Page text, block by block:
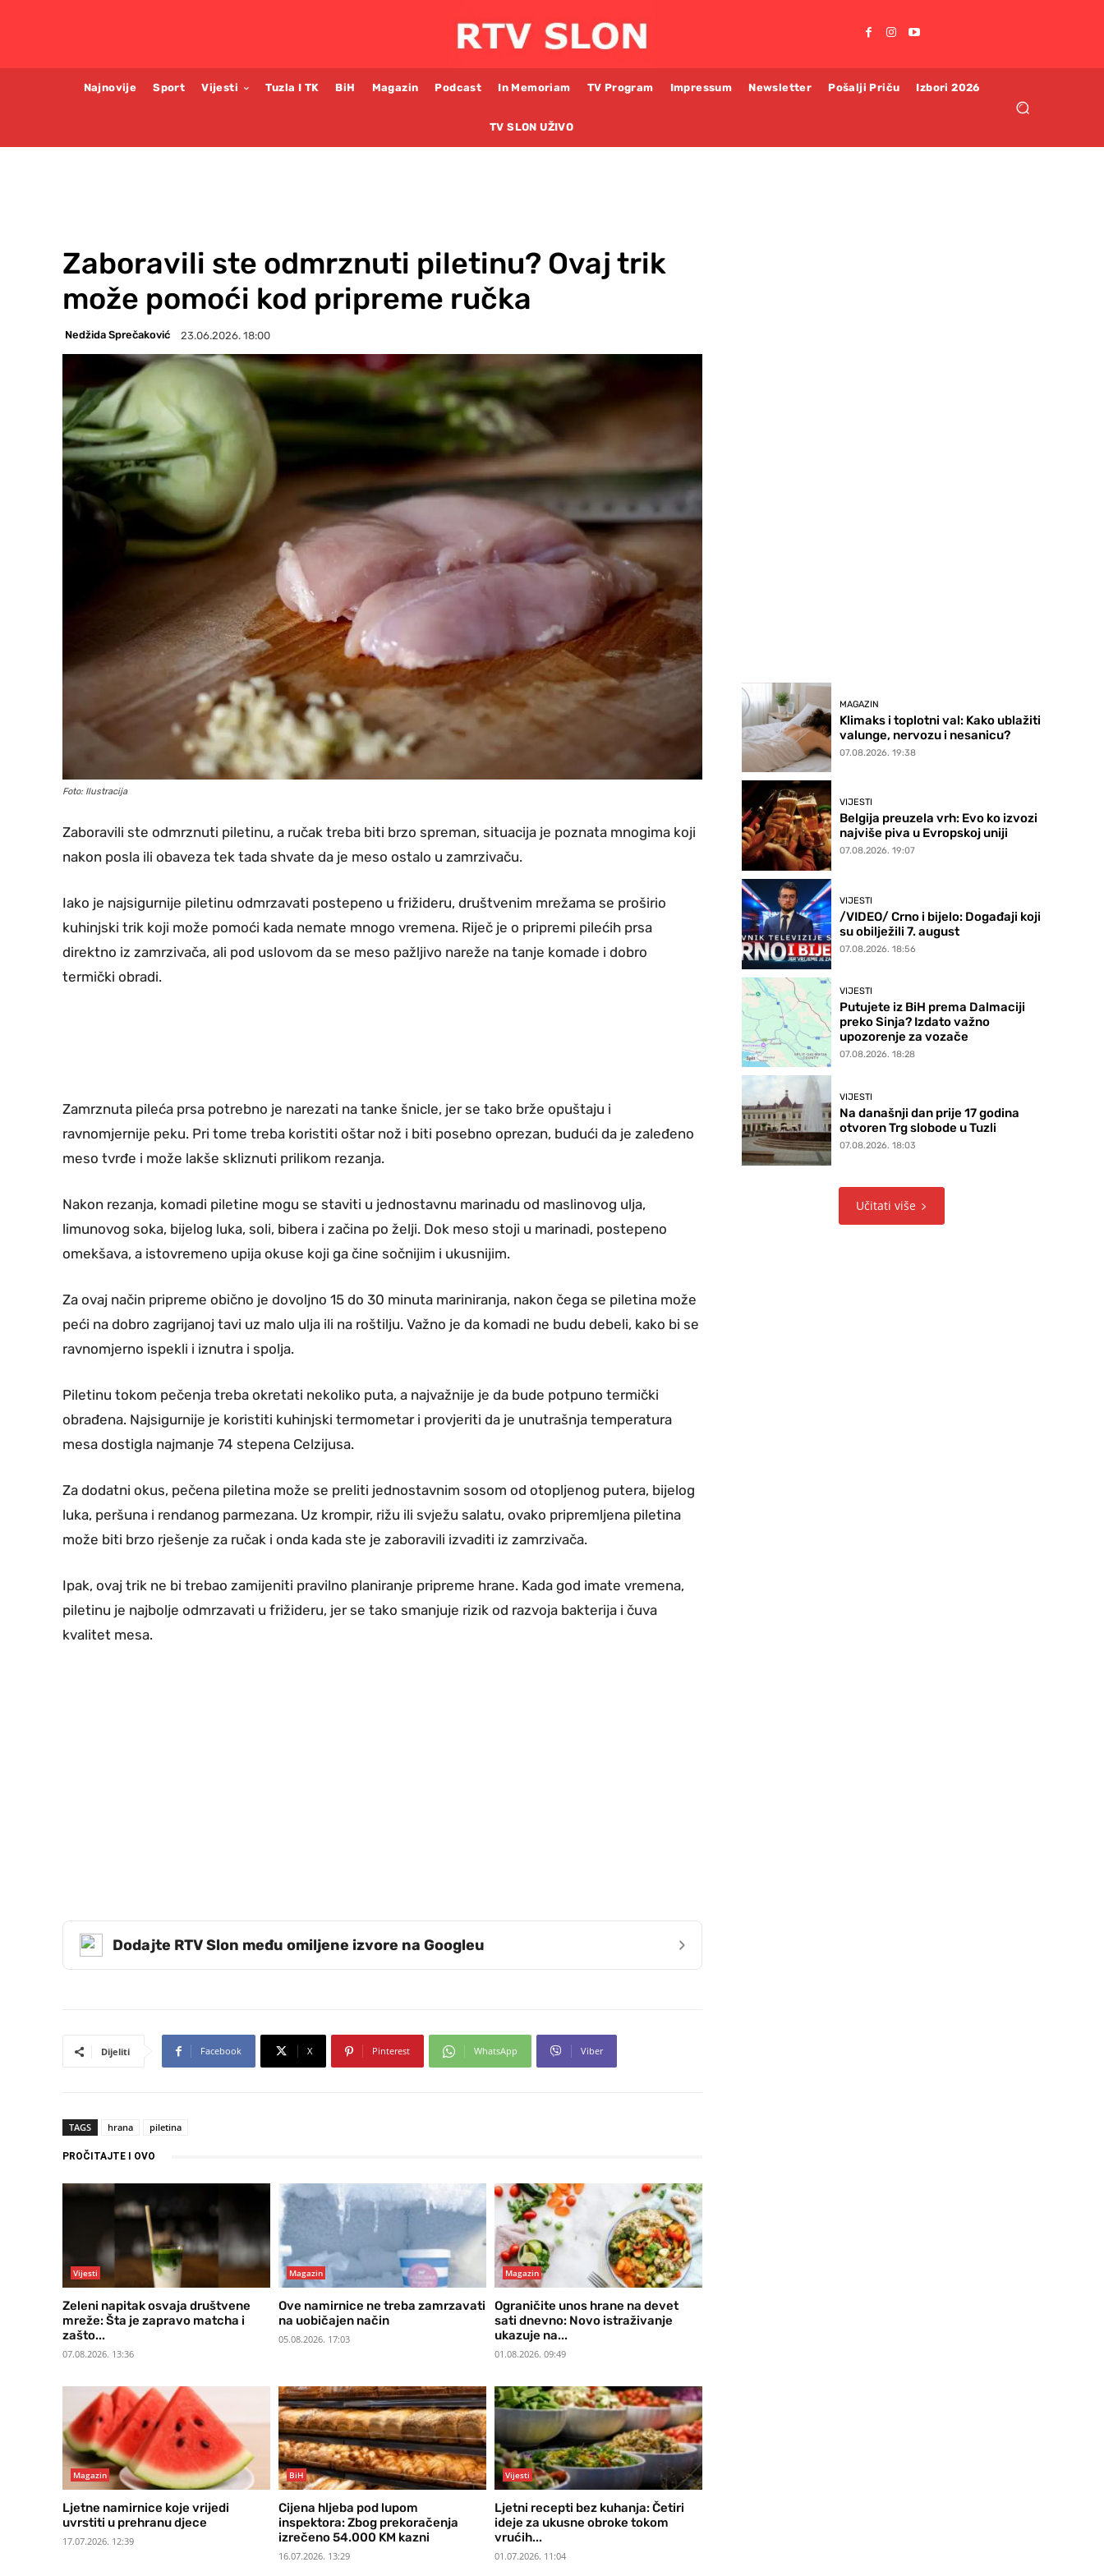
Najnovije Sport Vijesti Tuzla I TK BiH Magazin Podcast In Memoriam TV Program Impressum Newsletter Pošalji Priču Izbori 2026
TV SLON UŽIVO
Zaboravili ste odmrznuti piletinu? Ovaj trik
može pomoći kod pripreme ručka
Nedžida Sprečaković 23.06.2026. 18:00
Foto: Ilustracija
Zaboravili ste odmrznuti piletinu, a ručak treba biti brzo spreman, situacija je poznata mnogima koji
nakon posla ili obaveza tek tada shvate da je meso ostalo u zamrzivaču.
Iako je najsigurnije piletinu odmrzavati postepeno u frižideru, društvenim mrežama se proširio
kuhinjski trik koji može pomoći kada nemate mnogo vremena. Riječ je o pripremi pilećih prsa
direktno iz zamrzivača, ali pod uslovom da se meso pažljivo nareže na tanje komade i dobro
termički obradi.
Zamrznuta pileća prsa potrebno je narezati na tanke šnicle, jer se tako brže opuštaju i
ravnomjernije peku. Pri tome treba koristiti oštar nož i biti posebno oprezan, budući da je zaleđeno
meso tvrđe i može lakše skliznuti prilikom rezanja.
Nakon rezanja, komadi piletine mogu se staviti u jednostavnu marinadu od maslinovog ulja,
limunovog soka, bijelog luka, soli, bibera i začina po želji. Dok meso stoji u marinadi, postepeno
omekšava, a istovremeno upija okuse koji ga čine sočnijim i ukusnijim.
Za ovaj način pripreme obično je dovoljno 15 do 30 minuta mariniranja, nakon čega se piletina može
peći na dobro zagrijanoj tavi uz malo ulja ili na roštilju. Važno je da komadi ne budu debeli, kako bi se
ravnomjerno ispekli i iznutra i spolja.
Piletinu tokom pečenja treba okretati nekoliko puta, a najvažnije je da bude potpuno termički
obrađena. Najsigurnije je koristiti kuhinjski termometar i provjeriti da je unutrašnja temperatura
mesa dostigla najmanje 74 stepena Celzijusa.
Za dodatni okus, pečena piletina može se preliti jednostavnim sosom od otopljenog putera, bijelog
luka, peršuna i rendanog parmezana. Uz krompir, rižu ili svježu salatu, ovako pripremljena piletina
može biti brzo rješenje za ručak i onda kada ste je zaboravili izvaditi iz zamrzivača.
Ipak, ovaj trik ne bi trebao zamijeniti pravilno planiranje pripreme hrane. Kada god imate vremena,
piletinu je najbolje odmrzavati u frižideru, jer se tako smanjuje rizik od razvoja bakterija i čuva
kvalitet mesa.
Dodajte RTV Slon među omiljene izvore na Googleu ›
Dijeliti Facebook X Pinterest WhatsApp Viber
TAGS hrana piletina
PROČITAJTE I OVO
Vijesti
Zeleni napitak osvaja društvene
mreže: Šta je zapravo matcha i
zašto...
07.08.2026. 13:36
Magazin
Ove namirnice ne treba zamrzavati
na uobičajen način
05.08.2026. 17:03
Magazin
Ograničite unos hrane na devet
sati dnevno: Novo istraživanje
ukazuje na...
01.08.2026. 09:49
Magazin
Ljetne namirnice koje vrijedi
uvrstiti u prehranu djece
17.07.2026. 12:39
BiH
Cijena hljeba pod lupom
inspektora: Zbog prekoračenja
izrečeno 54.000 KM kazni
16.07.2026. 13:29
Vijesti
Ljetni recepti bez kuhanja: Četiri
ideje za ukusne obroke tokom
vrućih...
01.07.2026. 11:04
MAGAZIN
Klimaks i toplotni val: Kako ublažiti
valunge, nervozu i nesanicu?
07.08.2026. 19:38
VIJESTI
Belgija preuzela vrh: Evo ko izvozi
najviše piva u Evropskoj uniji
07.08.2026. 19:07
VIJESTI
/VIDEO/ Crno i bijelo: Događaji koji
su obilježili 7. august
07.08.2026. 18:56
VIJESTI
Putujete iz BiH prema Dalmaciji
preko Sinja? Izdato važno
upozorenje za vozače
07.08.2026. 18:28
VIJESTI
Na današnji dan prije 17 godina
otvoren Trg slobode u Tuzli
07.08.2026. 18:03
Učitati više